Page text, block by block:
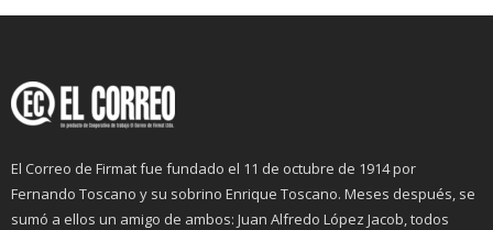
El Correo de Firmat fue fundado el 11 de octubre de 1914 por
Fernando Toscano y su sobrino Enrique Toscano. Meses después, se
sumó a ellos un amigo de ambos: Juan Alfredo López Jacob, todos